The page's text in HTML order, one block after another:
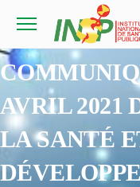
AVRIL 2021
LA SANTÉ